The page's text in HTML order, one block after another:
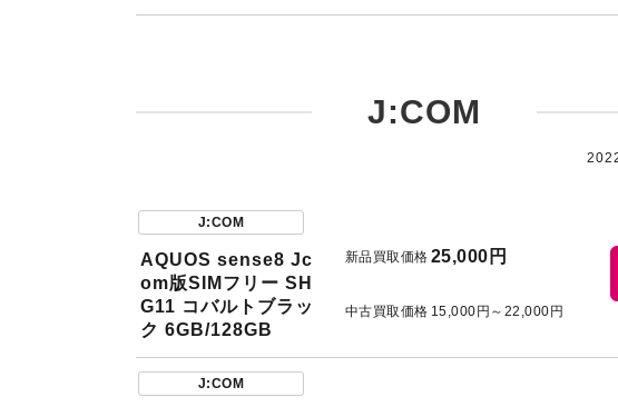
J:COM
J:COM
AQUOS sense8 Jc
om版SIMフリー SH
G11 コバルトブラッ
ク 6GB/128GB
新品買取価格 25,000円
中古買取価格 15,000円～22,000円
J:COM